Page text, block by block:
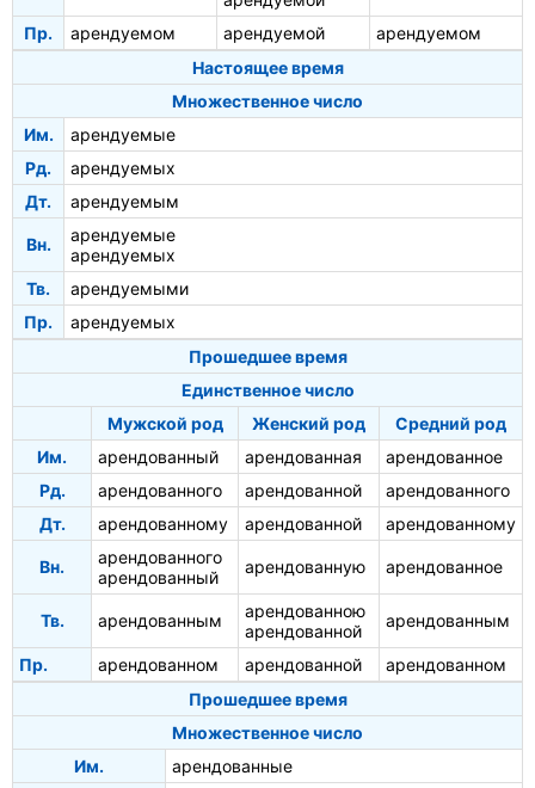
Пр.
арендуемом арендуемой
арендуемом
Настоящее время
Множественное число
Им.
арендуемые
Рд.
арендуемых
Дт.
арендуемым
Вн.
арендуемые
арендуемых
Тв.
арендуемыми
Пр.
арендуемых
Прошедшее время
Единственное число
Мужской род
Женский род
Средний род
Им.
арендованный арендованная
арендованное
Рд.
арендованного арендованной
арендованного
Дт.
арендованному арендованной арендованному
Вн.
арендованного
арендованный
арендованную арендованное
Тв. арендованным
арендованною
арендованной
арендованным
Пр. арендованном арендованной
арендованном
Прошедшее время
Множественное число
Им.
арендованные